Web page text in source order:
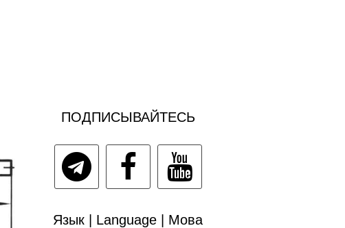
ПОДПИСЫВАЙТЕСЬ
Язык | Language | Мова